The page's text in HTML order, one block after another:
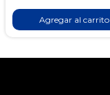
Agregar al carrito